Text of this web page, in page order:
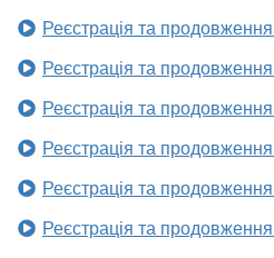
Реєстрація та
Реєстрація та
Реєстрація та
Реєстрація та
Реєстрація та
Реєстрація та